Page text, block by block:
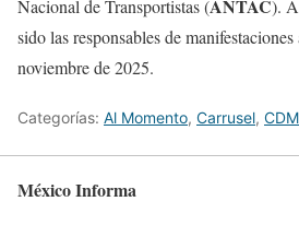
Nacional de Transportistas (ANTAC).
sido las responsables de
noviembre de 2025.
Categorías: Al Momento, Carrusel,
México Informa